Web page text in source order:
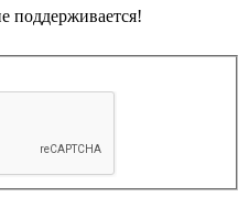
поддерживается!